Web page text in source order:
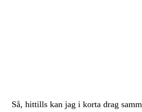
Så, hittills kan jag i korta drag